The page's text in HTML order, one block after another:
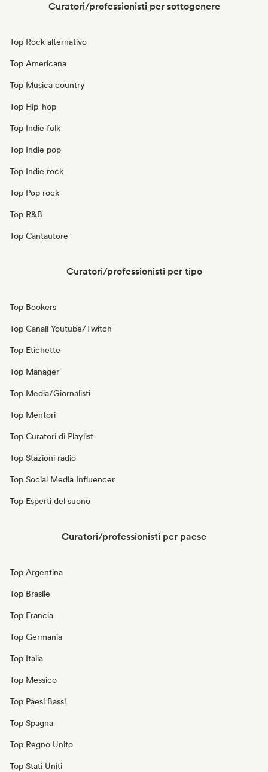
Curatori/professionisti per sottogenere
Top Rock alternativo
Top Americana
Top Musica country
Top Hip-hop
Top Indie folk
Top Indie pop
Top Indie rock
Top Pop rock
Top R&B
Top Cantautore
Curatori/professionisti per tipo
Top Bookers
Top Canali Youtube/Twitch
Top Etichette
Top Manager
Top Media/Giornalisti
Top Mentori
Top Curatori di Playlist
Top Stazioni radio
Top Social Media Influencer
Top Esperti del suono
Curatori/professionisti per paese
Top Argentina
Top Brasile
Top Francia
Top Germania
Top Italia
Top Messico
Top Paesi Bassi
Top Spagna
Top Regno Unito
Top Stati Uniti